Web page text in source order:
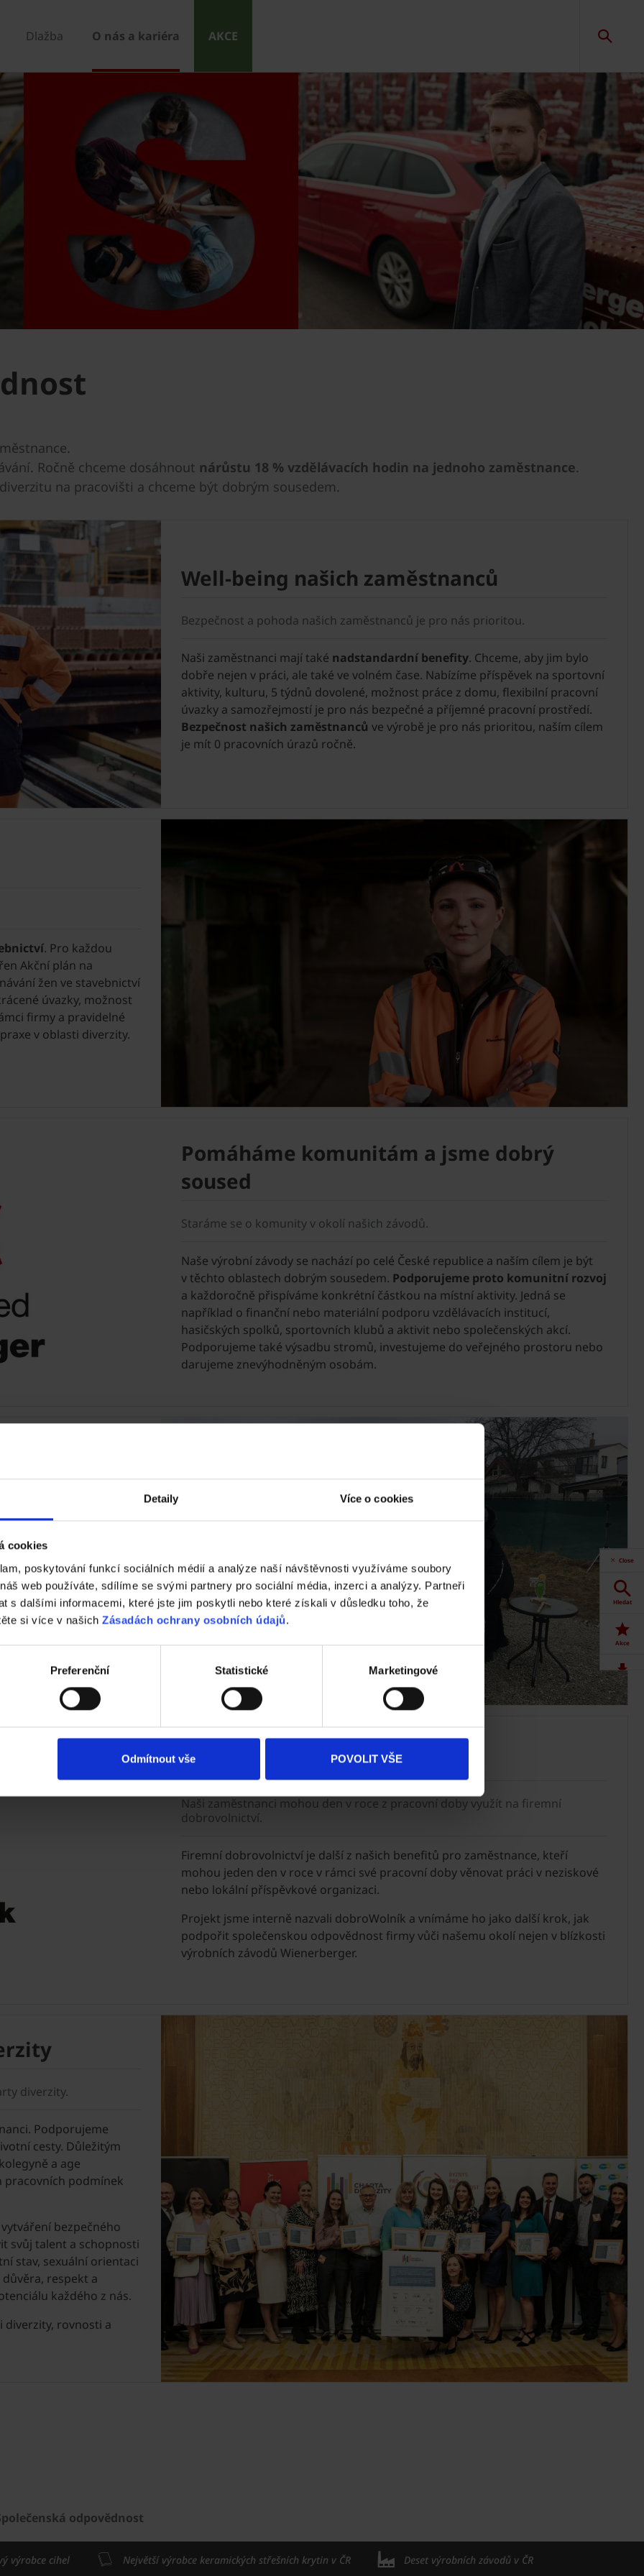
Detaily Více o cookies
cookies
poskytování funkcí sociálních médií a analýze naší návštěvnosti využíváme soubory
web používáte, sdílíme se svými partnery pro sociální média, inzerci a analýzy. Partneři
s dalšími informacemi, které jste jim poskytli nebo které získali v důsledku toho, že
si více v našich Zásadách ochrany osobních údajů.
Preferenční Statistické Marketingové
Odmítnout vše POVOLIT VŠE
Dlažba O nás a kariéra AKCE
Ročně chceme dosáhnout nárůstu 18 % vzdělávacích hodin na jednoho zaměstnance.
na pracovišti a chceme být dobrým sousedem.
Well-being našich zaměstnanců
Bezpečnost a pohoda našich zaměstnanců je pro nás prioritou.
Naši zaměstnanci mají také nadstandardní benefity. Chceme, aby jim bylo
dobře nejen v práci, ale také ve volném čase. Nabízíme příspěvek na sportovní
aktivity, kulturu, 5 týdnů dovolené, možnost práce z domu, flexibilní pracovní
úvazky a samozřejmostí je pro nás bezpečné a příjemné pracovní prostředí.
Bezpečnost našich zaměstnanců ve výrobě je pro nás prioritou, naším cílem
je mít 0 pracovních úrazů ročně.
. Pro každou
Akční plán na
žen ve stavebnictví
úvazky, možnost
firmy a pravidelné
v oblasti diverzity.
Pomáháme komunitám a jsme dobrý
soused
Staráme se o komunity v okolí našich závodů.
Naše výrobní závody se nachází po celé České republice a naším cílem je být
v těchto oblastech dobrým sousedem. Podporujeme proto komunitní rozvoj
a každoročně přispíváme konkrétní částkou na místní aktivity. Jedná se
například o finanční nebo materiální podporu vzdělávacích institucí,
hasičských spolků, sportovních klubů a aktivit nebo společenských akcí.
Podporujeme také výsadbu stromů, investujeme do veřejného prostoru nebo
darujeme znevýhodněným osobám.
objem materiálu
Budějovicích
jsme také na Jižní
zaměstnávání
na jejich
Jsme dobroWolníci
Naši zaměstnanci mohou den v roce z pracovní doby využít na firemní
dobrovolnictví.
Firemní dobrovolnictví je další z našich benefitů pro zaměstnance, kteří
mohou jeden den v roce v rámci své pracovní doby věnovat práci v neziskové
nebo lokální příspěvkové organizaci.
Projekt jsme interně nazvali dobroWolník a vnímáme ho jako další krok, jak
podpořit společenskou odpovědnost firmy vůči našemu okolí nejen v blízkosti
výrobních závodů Wienerberger.
diverzity.
Podporujeme
cesty. Důležitým
a age
pracovních podmínek
bezpečného
svůj talent a schopnosti
stav, sexuální orientaci
respekt a
každého z nás.
diverzity, rovnosti a
Close
Hledat
Akce
Dokumenty
ke stažení
odpovědnost
výrobce cihel Největší výrobce keramických střešních krytin v ČR Deset výrobních závodů v ČR